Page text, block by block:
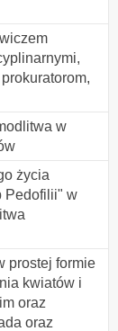
w
życia
Pedofilii" w
prostej formie
kwiatów i
oraz
oraz